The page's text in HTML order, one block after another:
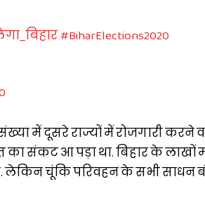
#BiharElections2020
में दूसरे राज्यों में रोजगारी करने
संकट आ पड़ा था. बिहार के लाखों
चूंकि परिवहन के सभी साधन